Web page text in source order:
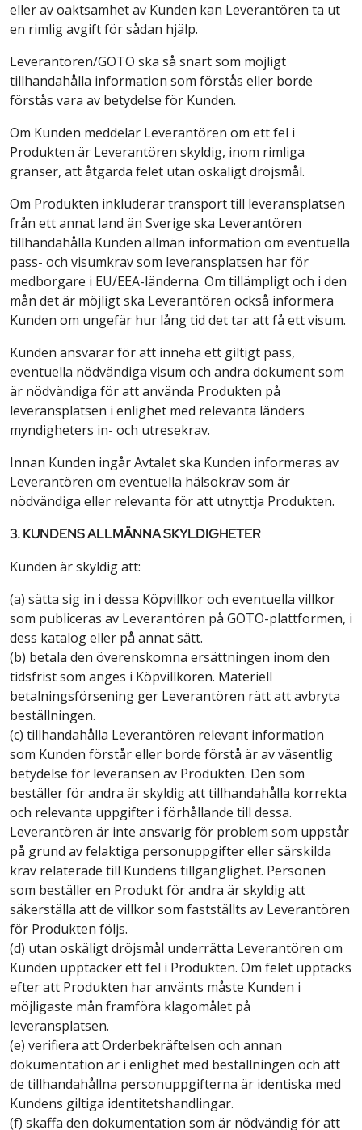
eller av oaktsamhet av Kunden kan Leverantören ta ut
en rimlig avgift för sådan hjälp.
Leverantören/GOTO ska så snart som möjligt
tillhandahålla information som förstås eller borde
förstås vara av betydelse för Kunden.
Om Kunden meddelar Leverantören om ett fel i
Produkten är Leverantören skyldig, inom rimliga
gränser, att åtgärda felet utan oskäligt dröjsmål.
Om Produkten inkluderar transport till leveransplatsen
från ett annat land än Sverige ska Leverantören
tillhandahålla Kunden allmän information om eventuella
pass- och visumkrav som leveransplatsen har för
medborgare i EU/EEA-länderna. Om tillämpligt och i den
mån det är möjligt ska Leverantören också informera
Kunden om ungefär hur lång tid det tar att få ett visum.
Kunden ansvarar för att inneha ett giltigt pass,
eventuella nödvändiga visum och andra dokument som
är nödvändiga för att använda Produkten på
leveransplatsen i enlighet med relevanta länders
myndigheters in- och utresekrav.
Innan Kunden ingår Avtalet ska Kunden informeras av
Leverantören om eventuella hälsokrav som är
nödvändiga eller relevanta för att utnyttja Produkten.
3. KUNDENS ALLMÄNNA SKYLDIGHETER
Kunden är skyldig att:
(a) sätta sig in i dessa Köpvillkor och eventuella villkor
som publiceras av Leverantören på GOTO-plattformen, i
dess katalog eller på annat sätt.
(b) betala den överenskomna ersättningen inom den
tidsfrist som anges i Köpvillkoren. Materiell
betalningsförsening ger Leverantören rätt att avbryta
beställningen.
(c) tillhandahålla Leverantören relevant information
som Kunden förstår eller borde förstå är av väsentlig
betydelse för leveransen av Produkten. Den som
beställer för andra är skyldig att tillhandahålla korrekta
och relevanta uppgifter i förhållande till dessa.
Leverantören är inte ansvarig för problem som uppstår
på grund av felaktiga personuppgifter eller särskilda
krav relaterade till Kundens tillgänglighet. Personen
som beställer en Produkt för andra är skyldig att
säkerställa att de villkor som fastställts av Leverantören
för Produkten följs.
(d) utan oskäligt dröjsmål underrätta Leverantören om
Kunden upptäcker ett fel i Produkten. Om felet upptäcks
efter att Produkten har använts måste Kunden i
möjligaste mån framföra klagomålet på
leveransplatsen.
(e) verifiera att Orderbekräftelsen och annan
dokumentation är i enlighet med beställningen och att
de tillhandahållna personuppgifterna är identiska med
Kundens giltiga identitetshandlingar.
(f) skaffa den dokumentation som är nödvändig för att